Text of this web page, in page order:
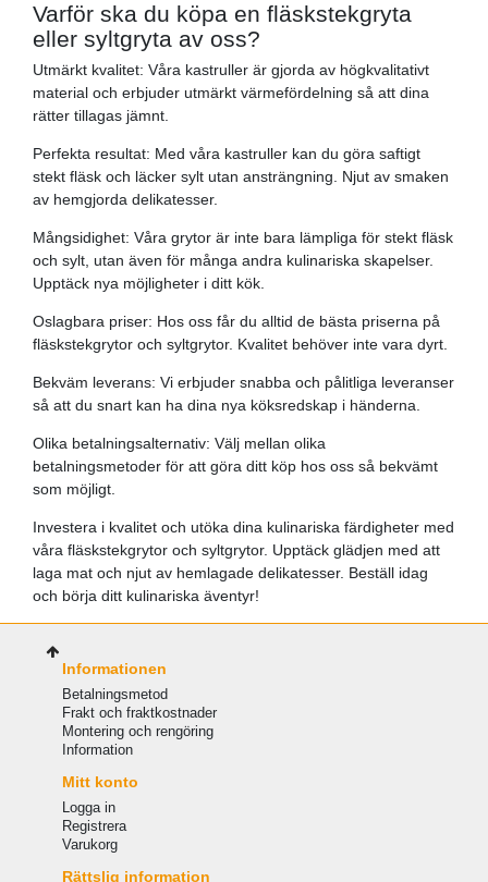
Varför ska du köpa en fläskstekgryta
eller syltgryta av oss?
Utmärkt kvalitet: Våra kastruller är gjorda av högkvalitativt
material och erbjuder utmärkt värmefördelning så att dina
rätter tillagas jämnt.
Perfekta resultat: Med våra kastruller kan du göra saftigt
stekt fläsk och läcker sylt utan ansträngning. Njut av smaken
av hemgjorda delikatesser.
Mångsidighet: Våra grytor är inte bara lämpliga för stekt fläsk
och sylt, utan även för många andra kulinariska skapelser.
Upptäck nya möjligheter i ditt kök.
Oslagbara priser: Hos oss får du alltid de bästa priserna på
fläskstekgrytor och syltgrytor. Kvalitet behöver inte vara dyrt.
Bekväm leverans: Vi erbjuder snabba och pålitliga leveranser
så att du snart kan ha dina nya köksredskap i händerna.
Olika betalningsalternativ: Välj mellan olika
betalningsmetoder för att göra ditt köp hos oss så bekvämt
som möjligt.
Investera i kvalitet och utöka dina kulinariska färdigheter med
våra fläskstekgrytor och syltgrytor. Upptäck glädjen med att
laga mat och njut av hemlagade delikatesser. Beställ idag
och börja ditt kulinariska äventyr!
Informationen
Betalningsmetod
Frakt och fraktkostnader
Montering och rengöring
Information
Mitt konto
Logga in
Registrera
Varukorg
Rättslig information